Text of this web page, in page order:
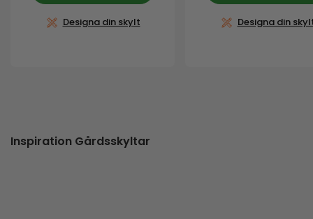
Designa din skylt Designa din
Inspiration Gårdsskyltar